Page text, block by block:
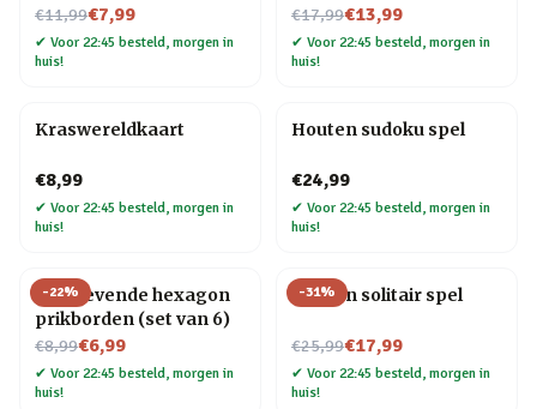
€11,99
Nu voor€7,99
✔ Voor 22:45 besteld, morgen in
huis!
€17,99
Nu voor€13,99
✔ Voor 22:45 besteld, morgen in
huis!
Kraswereldkaart
€8,99
✔ Voor 22:45 besteld, morgen in
huis!
Houten sudoku spel
€24,99
✔ Voor 22:45 besteld, morgen in
huis!
-22%
Zelfklevende hexagon
prikborden (set van 6)
€8,99
Nu voor€6,99
✔ Voor 22:45 besteld, morgen in
huis!
-31%
Houten solitair spel
€25,99
Nu voor€17,99
✔ Voor 22:45 besteld, morgen in
huis!